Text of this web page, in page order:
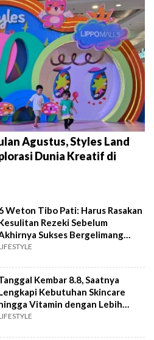
Agustus, Styles Land
Dunia Kreatif di
Weton Tibo Pati: Harus Rasakan
Rezeki Sebelum
Sukses Bergelimang
Kembar 8.8, Saatnya
Kebutuhan Skincare
Vitamin dengan Lebih